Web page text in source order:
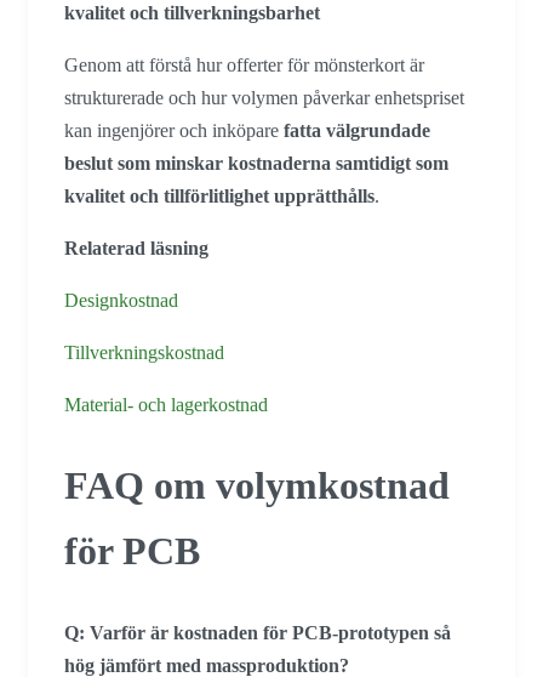
kvalitet och tillverkningsbarhet
Genom att förstå hur offerter för mönsterkort är
strukturerade och hur volymen påverkar enhetspriset
kan ingenjörer och inköpare fatta välgrundade
beslut som minskar kostnaderna samtidigt som
kvalitet och tillförlitlighet upprätthålls.
Relaterad läsning
Designkostnad
Tillverkningskostnad
Material- och lagerkostnad
FAQ om volymkostnad
för PCB
Q: Varför är kostnaden för PCB-prototypen så
hög jämfört med massproduktion?